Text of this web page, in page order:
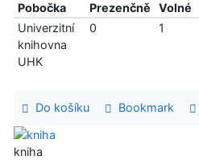
Pobočka
Prezenčně Volné
Univerzitní
knihovna
UHK
0 1
Do košíku Bookmark
kniha